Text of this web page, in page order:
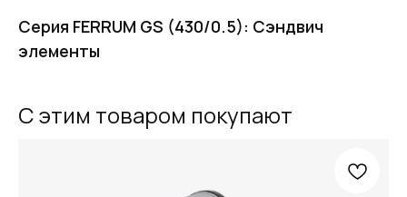
Серия FERRUM GS (430/0.5): Сэндвич
элементы
С этим товаром покупают
FERRUM
Оставьте заявку